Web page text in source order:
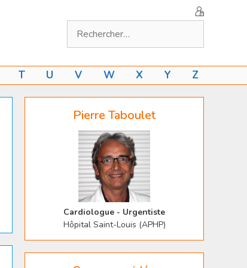
T U V W X Y Z
Pierre Taboulet
Cardiologue - Urgentiste
Hôpital Saint-Louis (APHP)